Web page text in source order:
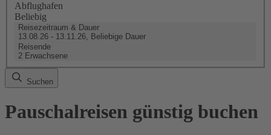
Abflughafen
Beliebig
Reisezeitraum & Dauer
13.08.26 - 13.11.26, Beliebige Dauer
Reisende
2 Erwachsene
Suchen
Pauschalreisen günstig buchen